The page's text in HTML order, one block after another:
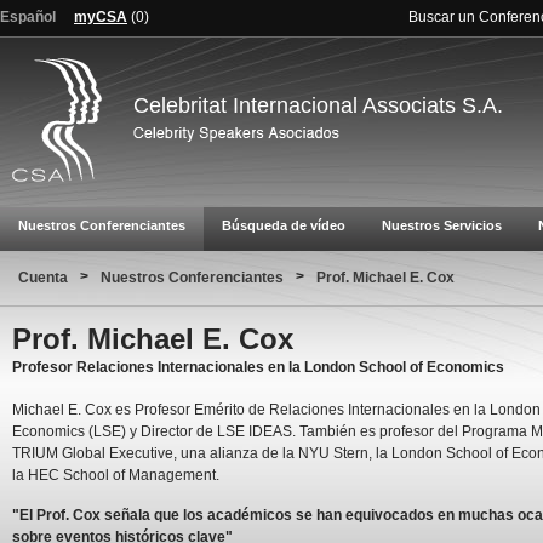
Español myCSA (0) Buscar un
Celebritat Internacional Associats S.A.
Nuestros Conferenciantes Búsqueda de vídeo Nuestros Servicios
Cuenta > Nuestros Conferenciantes > Prof. Michael E. Cox
Prof. Michael E. Cox
Profesor Relaciones Internacionales en la London School of Economics
Michael E. Cox es Profesor Emérito de Relaciones Internacionales en la
Economics (LSE) y Director de LSE IDEAS. También es profesor del Programa
TRIUM Global Executive, una alianza de la NYU Stern, la London School of
la HEC School of Management.
"El Prof. Cox señala que los académicos se han equivocados en muchas
sobre eventos históricos clave"